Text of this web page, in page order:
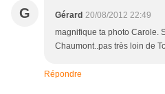
G Gérard 20/08/2012 22:49
magnifique ta photo Carole.
Chaumont..pas très loin de
Répondre